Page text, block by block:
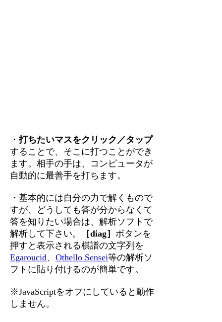
・打ちたいマスをクリック／タップ
することで、そこに打つことができ
ます。相手の手は、コンピュータが
自動的に最善手を打ちます。
・基本的には自分の力で解くもので
すが、どうしても答が分からなくて
答を知りたい場合は、解析ソフトで
解析して下さい。
［diag］ ボタンを
押すと表示される棋譜の文字列を
Egaroucid、Othello Sensei等の解析ソ
フトに貼り付けるのが簡単です。
※JavaScriptをオフにしていると動作
しません。